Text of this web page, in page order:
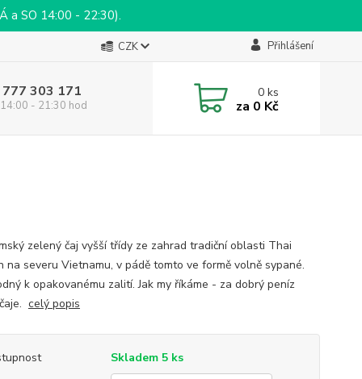
a SO 14:00 - 22:30).
CZK Přihlášení
303 171
- 21:30 hod
0ks
za 0 Kč
zelený čaj vyšší třídy ze zahrad tradiční oblasti Thai
na severu Vietnamu, v pádě tomto ve formě volně sypané.
k opakovanému zalití. Jak my říkáme - za dobrý peníz
celý popis
Skladem 5 ks